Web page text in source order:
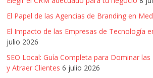
en
LATAM
|
Bitácora
social
de
El Papel de las Agencias de Branding en
El Impacto de las Empresas de Tecnología
julio 2026
SEO Local: Guía Completa para Dominar
y Atraer Clientes 6 julio 2026